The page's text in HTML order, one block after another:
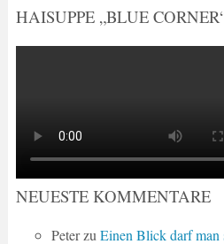
HAISUPPE „BLUE
NEUESTE KOMMENTARE
PeterzuEinen Blick darf man